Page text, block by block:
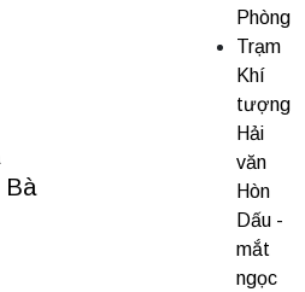
Bà
Phòng
Trạm
Khí
tượng
Hải
văn
Hòn
Dấu -
mắt
ngọc